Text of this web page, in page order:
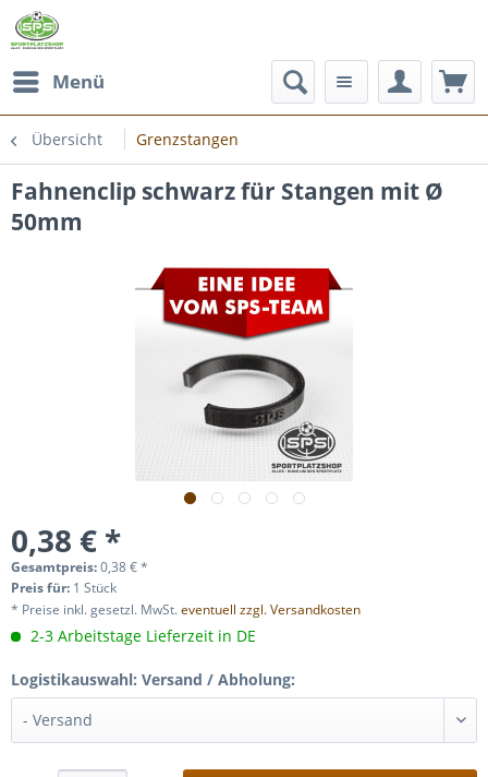
Menü
Übersicht Grenzstangen
Fahnenclip schwarz für Stangen mit Ø
50mm
0,38 € *
Gesamtpreis:0,38€*
Preis für: 1 Stück
* Preise inkl. gesetzl. MwSt.eventuell zzgl. Versandkosten
2-3 Arbeitstage Lieferzeit in DE
Logistikauswahl: Versand / Abholung: